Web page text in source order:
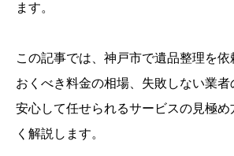
ます。
この記事では、神戸市で遺品整理を依
おくべき料金の相場、失敗しない業者
安心して任せられるサービスの見極め
く解説します。